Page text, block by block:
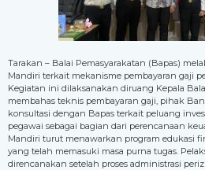
Tarakan – Balai Pemasyarakatan (Bapas)
Mandiri terkait mekanisme pembayaran gaji
Kegiatan ini dilaksanakan diruang Kepala
membahas teknis pembayaran gaji, pihak
konsultasi dengan Bapas terkait peluang
pegawai sebagai bagian dari perencanaan
Mandiri turut menawarkan program edukasi
yang telah memasuki masa purna tugas.
direncanakan setelah proses administrasi